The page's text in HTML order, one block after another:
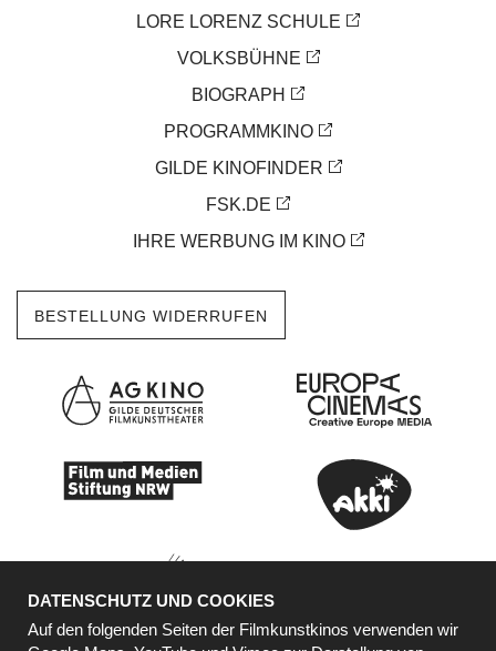
LORE LORENZ SCHULE
VOLKSBÜHNE
BIOGRAPH
PROGRAMMKINO
GILDE KINOFINDER
FSK.DE
IHRE WERBUNG IM KINO
BESTELLUNG WIDERRUFEN
DATENSCHUTZ UND COOKIES
Auf den folgenden Seiten der Filmkunstkinos verwenden wir